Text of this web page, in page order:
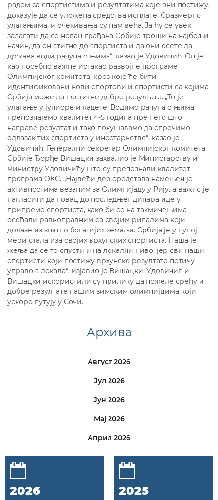
радом са спортистима и резултатима које они постижу,
доказује да се уложена средства исплате. Сразмерно
улагањима, и очекивања су нам већа. Ја ћу се увек
залагати да се новац грађана Србије троши на најбољи
начин, да он стигне до спортиста и да они осете да
држава води рачуна о њима“, казао је Удовичић. Он је
као посебно важне истакао развојне програме
Олимпијског комитета, кроз које ће бити
идентификовани нови спортови и спортисти са којима
Србија може да постигне добре резултате. „То је
улагање у јуниоре и кадете. Водимо рачуна о њима,
препознајемо квалитет 4-5 година пре него што
направе резултат и тако покушавамо да спречимо
одлазак тих спортиста у иностарнство“, казао је
Удовичић. Генерални секретар Олимпијског комитета
Србије Ђорђе Вишацки захвалио је Министарству и
министру Удовичићу што су препознали квалитет
програма ОКС. „Највећи део средстава намењен је
активностима везаним за Олимпијаду у Рију, а важно је
нагласити да новац до последњег динара иде у
припреме спортиста, како би се на такмичењима
осећали равноправним са својим ривалима који
долазе из знатно богатијих земаља. Србија је у пуној
мери стала иза својих врхунских спортиста. Наша је
жеља да се то спусти и на локални ниво, јер сви наши
спортисти који постижу врхунске резултате потичу
управо с локала“, изјавио је Вишацки. Удовичић и
Вишацки искористили су прилику да пожеле срећу и
добре резултате нашим зимским олимпијцима који
ускоро путују у Сочи.
Архива
Август 2026
Јул 2026
Јун 2026
Мај 2026
Април 2026
2026 2025